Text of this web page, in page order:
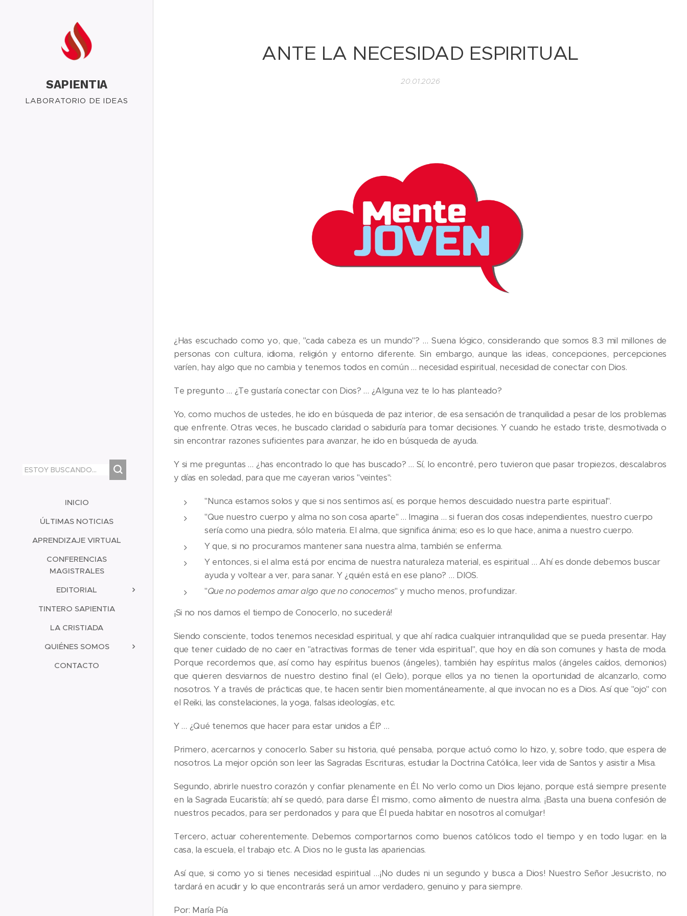
SAPIENTIA
LABORATORIO DE IDEAS
INICIO
ÚLTIMAS NOTICIAS
APRENDIZAJE VIRTUAL
CONFERENCIAS
MAGISTRALES
EDITORIAL
TINTERO SAPIENTIA
LA CRISTIADA
QUIÉNES SOMOS
CONTACTO
ANTE LA NECESIDAD ESPIRITUAL
20.01.2026
¿Has escuchado como yo, que, "cada cabeza es un mundo"? … Suena lógico, considerando que somos 8.3 mil millones de
personas con cultura, idioma, religión y entorno diferente. Sin embargo, aunque las ideas, concepciones, percepciones
varíen, hay algo que no cambia y tenemos todos en común … necesidad espiritual, necesidad de conectar con Dios.
Te pregunto … ¿Te gustaría conectar con Dios? … ¿Alguna vez te lo has planteado?
Yo, como muchos de ustedes, he ido en búsqueda de paz interior, de esa sensación de tranquilidad a pesar de los problemas
que enfrente. Otras veces, he buscado claridad o sabiduría para tomar decisiones. Y cuando he estado triste, desmotivada o
sin encontrar razones suficientes para avanzar, he ido en búsqueda de ayuda.
Y si me preguntas … ¿has encontrado lo que has buscado? … Sí, lo encontré, pero tuvieron que pasar tropiezos, descalabros
y días en soledad, para que me cayeran varios "veintes":
"Nunca estamos solos y que si nos sentimos así, es porque hemos descuidado nuestra parte espiritual".
"Que nuestro cuerpo y alma no son cosa aparte" … Imagina … si fueran dos cosas independientes, nuestro cuerpo
sería como una piedra, sólo materia. El alma, que significa ánima; eso es lo que hace, anima a nuestro cuerpo.
Y que, si no procuramos mantener sana nuestra alma, también se enferma.
Y entonces, si el alma está por encima de nuestra naturaleza material, es espiritual … Ahí es donde debemos buscar
ayuda y voltear a ver, para sanar. Y ¿quién está en ese plano? … DIOS.
"Que no podemos amar algo que no conocemos" y mucho menos, profundizar.
¡Si no nos damos el tiempo de Conocerlo, no sucederá!
Siendo consciente, todos tenemos necesidad espiritual, y que ahí radica cualquier intranquilidad que se pueda presentar. Hay
que tener cuidado de no caer en "atractivas formas de tener vida espiritual", que hoy en día son comunes y hasta de moda.
Porque recordemos que, así como hay espíritus buenos (ángeles), también hay espíritus malos (ángeles caídos, demonios)
que quieren desviarnos de nuestro destino final (el Cielo), porque ellos ya no tienen la oportunidad de alcanzarlo, como
nosotros. Y a través de prácticas que, te hacen sentir bien momentáneamente, al que invocan no es a Dios. Así que "ojo" con
el Reiki, las constelaciones, la yoga, falsas ideologías, etc.
Y … ¿Qué tenemos que hacer para estar unidos a Él? …
Primero, acercarnos y conocerlo. Saber su historia, qué pensaba, porque actuó como lo hizo, y, sobre todo, que espera de
nosotros. La mejor opción son leer las Sagradas Escrituras, estudiar la Doctrina Católica, leer vida de Santos y asistir a Misa.
Segundo, abrirle nuestro corazón y confiar plenamente en Él. No verlo como un Dios lejano, porque está siempre presente
en la Sagrada Eucaristía; ahí se quedó, para darse Él mismo, como alimento de nuestra alma. ¡Basta una buena confesión de
nuestros pecados, para ser perdonados y para que Él pueda habitar en nosotros al comulgar!
Tercero, actuar coherentemente. Debemos comportarnos como buenos católicos todo el tiempo y en todo lugar: en la
casa, la escuela, el trabajo etc. A Dios no le gusta las apariencias.
Así que, si como yo si tienes necesidad espiritual …¡No dudes ni un segundo y busca a Dios! Nuestro Señor Jesucristo, no
tardará en acudir y lo que encontrarás será un amor verdadero, genuino y para siempre.
Por: María Pía